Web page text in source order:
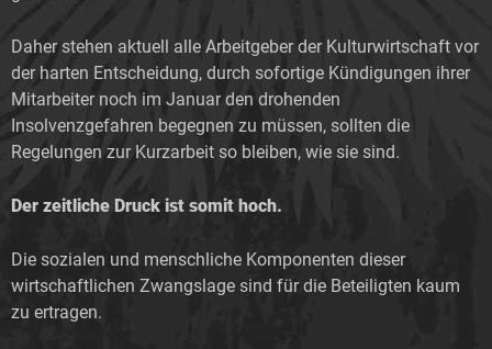
Daher stehen aktuell alle Arbeitgeber der Kulturwirtschaft vor
der harten Entscheidung, durch sofortige Kündigungen ihrer
Mitarbeiter noch im Januar den drohenden
Insolvenzgefahren begegnen zu müssen, sollten die
Regelungen zur Kurzarbeit so bleiben, wie sie sind.
Der zeitliche Druck ist somit hoch.
Die sozialen und menschliche Komponenten dieser
wirtschaftlichen Zwangslage sind für die Beteiligten kaum
zu ertragen.